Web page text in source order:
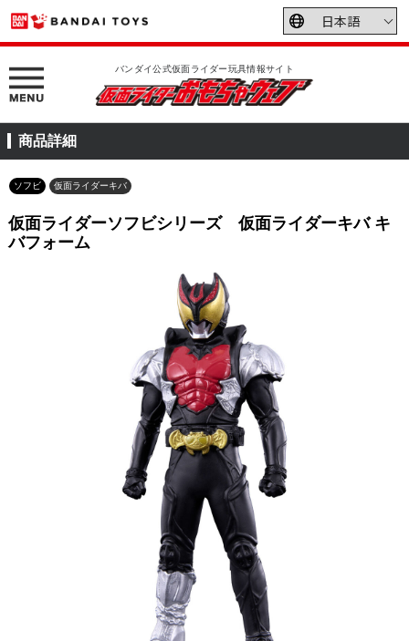
バンダイ公式仮面ライダー玩具情報サイト
商品詳細
ソフビ 仮面ライダーキバ
仮面ライダーソフビシリーズ 仮面ライダーキバ キ
バフォーム